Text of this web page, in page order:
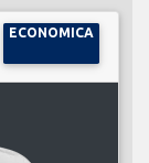
ECONOMICA